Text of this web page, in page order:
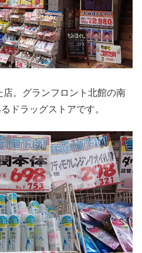
。グランフロント北館の南
ドラッグストアです。